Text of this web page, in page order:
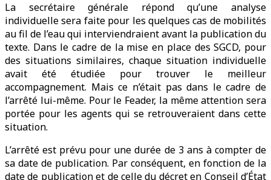
La secrétaire générale répond qu’une analyse
individuelle sera faite pour les quelques cas de mobilités
au fil de l’eau qui interviendraient avant la publication du
texte. Dans le cadre de la mise en place des SGCD, pour
des situations similaires, chaque situation individuelle
avait été étudiée pour trouver le meilleur
accompagnement. Mais ce n’était pas dans le cadre de
l’arrêté lui-même. Pour le Feader, la même attention sera
portée pour les agents qui se retrouveraient dans cette
situation.
L’arrêté est prévu pour une durée de 3 ans à compter de
sa date de publication. Par conséquent, en fonction de la
date de publication et de celle du décret en Conseil d’État